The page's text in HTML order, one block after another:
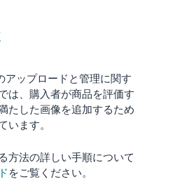
アップロードと管理に関す
は、購入者が商品を評価す
たした画像を追加するため
います。
方法の詳しい手順について
をご覧ください。